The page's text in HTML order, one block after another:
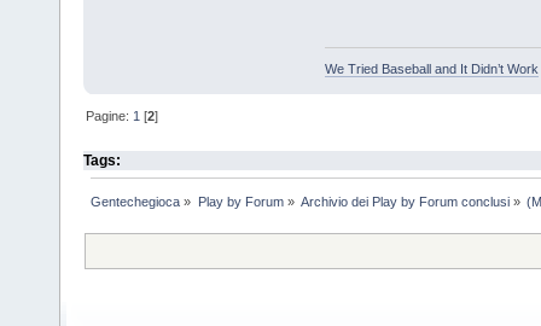
We Tried Baseball and It Didn’t Work
Pagine: 1 [2]
Tags:
Gentechegioca » Play by Forum» Archivio dei Play by Forum conclusi»